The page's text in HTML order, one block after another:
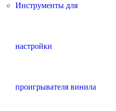
Инструменты для
настройки
проигрывателя винила